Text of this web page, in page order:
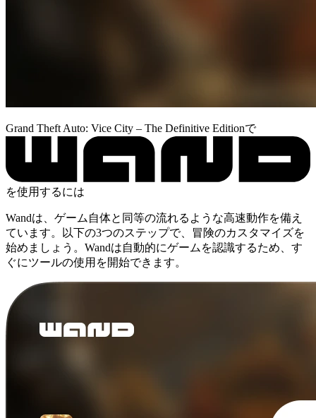
Grand Theft Auto: Vice City – The Definitive Editionで
を使用するには
Wandは、ゲーム自体と同等の流れるような高速動作を備え
ています。以下の3つのステップで、冒険のカスタマイズを
始めましょう。Wandは自動的にゲームを認識するため、す
ぐにツールの使用を開始できます。